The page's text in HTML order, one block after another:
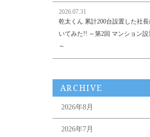
2026.07.31
乾太くん 累計200台設置した社長
いてみた!! ～第2回 マンション設
～
ARCHIVE
2026年8月
2026年7月